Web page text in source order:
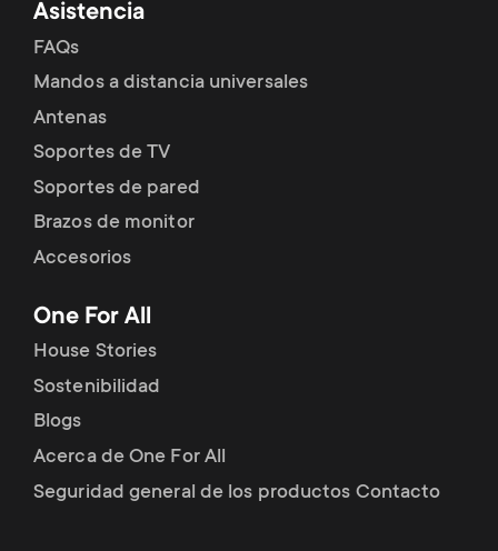
Asistencia
FAQs
Mandos a distancia universales
Antenas
Soportes de TV
Soportes de pared
Brazos de monitor
Accesorios
One For All
House Stories
Sostenibilidad
Blogs
Acerca de One For All
Seguridad general de los productos Contacto